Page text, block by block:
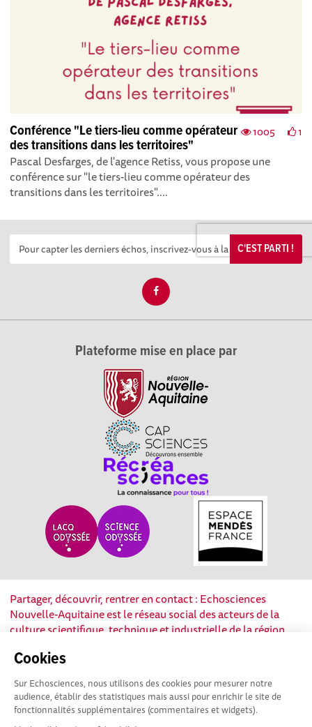
Cookies
Sur Echosciences, nous utilisons des cookies pour mesurer notre
audience, établir des statistiques mais aussi pour enrichir le site de
fonctionnalités supplémentaires (commentaires et widgets).
1005 1
Conférence "Le tiers-lieu comme opérateur
des transitions dans les territoires"
Pascal Desfarges, de l'agence Retiss, vous propose une
conférence sur "le tiers-lieu comme opérateur des
transitions dans les territoires"....
C'EST PARTI !
Plateforme mise en place par
Partager, découvrir, rentrer en contact : Echosciences
Nouvelle-Aquitaine est le réseau social des acteurs de la
culture scientifique, technique et industrielle de la région.
Mentions légales
|Ligne éditoriale